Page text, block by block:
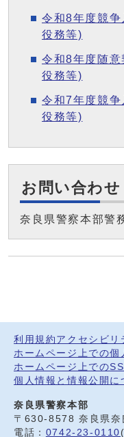
令和8年度競
役務等)
令和8年度随
役務等)
令和7年度競
役務等)
お問い合わせ
奈良県警察本部
利用規約 アクセシビリ
ホームページ上での個
ホームページ上での
個人情報と情報公開に
奈良県警察本部
〒630-8578 奈良県奈
電話： 0742-23-0110